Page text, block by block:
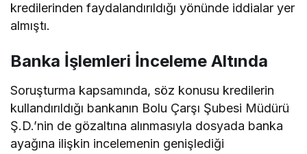
kredilerinden faydalandırıldığı yönünde iddialar yer
almıştı.
Banka İşlemleri İnceleme Altında
Soruşturma kapsamında, söz konusu kredilerin
kullandırıldığı bankanın Bolu Çarşı Şubesi Müdürü
Ş.D.’nin de gözaltına alınmasıyla dosyada banka
ayağına ilişkin incelemenin genişlediği